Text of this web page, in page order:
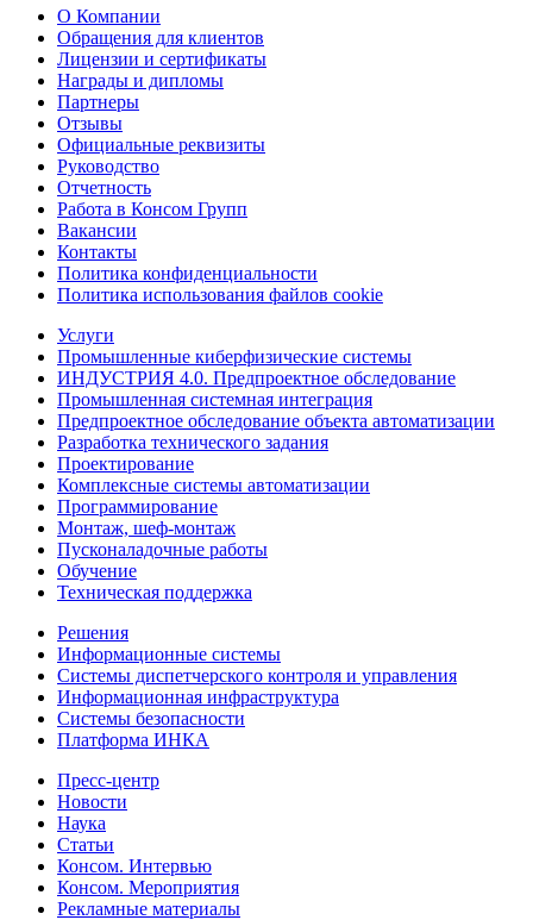
О Компании
Обращения для клиентов
Лицензии и сертификаты
Награды и дипломы
Партнеры
Отзывы
Официальные реквизиты
Руководство
Отчетность
Работа в Консом Групп
Вакансии
Контакты
Политика конфиденциальности
Политика использования файлов cookie
Услуги
Промышленные киберфизические системы
ИНДУСТРИЯ 4.0. Предпроектное обследование
Промышленная системная интеграция
Предпроектное обследование объекта автоматизации
Разработка технического задания
Проектирование
Комплексные системы автоматизации
Программирование
Монтаж, шеф-монтаж
Пусконаладочные работы
Обучение
Техническая поддержка
Решения
Информационные системы
Системы диспетчерского контроля и управления
Информационная инфраструктура
Системы безопасности
Платформа ИНКА
Пресс-центр
Новости
Наука
Статьи
Консом. Интервью
Консом. Мероприятия
Рекламные материалы